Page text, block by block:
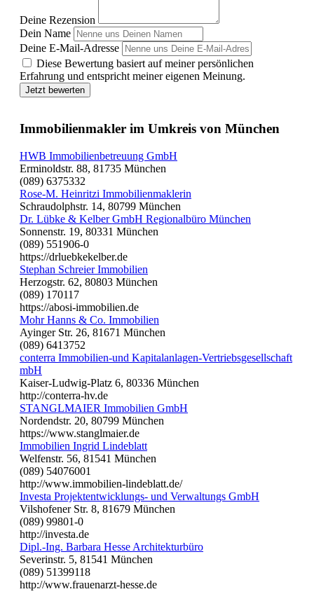
Deine Rezension
Dein Name
Deine E-Mail-Adresse
Diese Bewertung basiert auf meiner persönlichen
Erfahrung und entspricht meiner eigenen Meinung.
Jetzt bewerten
Immobilienmakler im Umkreis von München
HWB Immobilienbetreuung GmbH
Erminoldstr. 88, 81735 München
(089) 6375332
Rose-M. Heinritzi Immobilienmaklerin
Schraudolphstr. 14, 80799 München
Dr. Lübke & Kelber GmbH Regionalbüro München
Sonnenstr. 19, 80331 München
(089) 551906-0
https://drluebkekelber.de
Stephan Schreier Immobilien
Herzogstr. 62, 80803 München
(089) 170117
https://abosi-immobilien.de
Mohr Hanns & Co. Immobilien
Ayinger Str. 26, 81671 München
(089) 6413752
conterra Immobilien-und Kapitalanlagen-Vertriebsgesellschaft
mbH
Kaiser-Ludwig-Platz 6, 80336 München
http://conterra-hv.de
STANGLMAIER Immobilien GmbH
Nordendstr. 20, 80799 München
https://www.stanglmaier.de
Immobilien Ingrid Lindeblatt
Welfenstr. 56, 81541 München
(089) 54076001
http://www.immobilien-lindeblatt.de/
Investa Projektentwicklungs- und Verwaltungs GmbH
Vilshofener Str. 8, 81679 München
(089) 99801-0
http://investa.de
Dipl.-Ing. Barbara Hesse Architekturbüro
Severinstr. 5, 81541 München
(089) 51399118
http://www.frauenarzt-hesse.de